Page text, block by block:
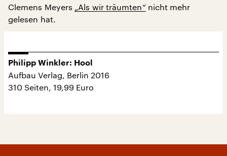
Clemens Meyers „Als wir träumten“ nicht mehr
gelesen hat.
Philipp Winkler: Hool
Aufbau Verlag, Berlin 2016
310 Seiten, 19,99 Euro